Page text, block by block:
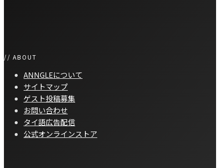
// ABOUT
ANNGLEについて
サイトマップ
ゲスト投稿募集
お問い合わせ
タイ語広告配信
公式オンラインストア